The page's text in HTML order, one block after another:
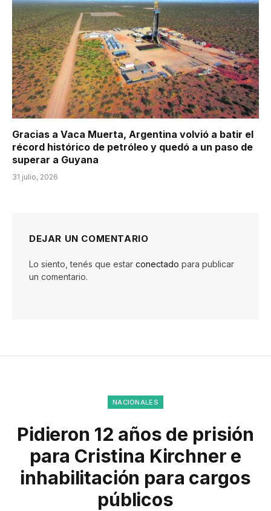
Gracias a Vaca Muerta, Argentina volvió a batir el
récord histórico de petróleo y quedó a un paso de
superar a Guyana
31 julio, 2026
DEJAR UN COMENTARIO
Lo siento, tenés que estar conectado para publicar
un comentario.
NACIONALES
Pidieron 12 años de prisión
para Cristina Kirchner e
inhabilitación para cargos
públicos